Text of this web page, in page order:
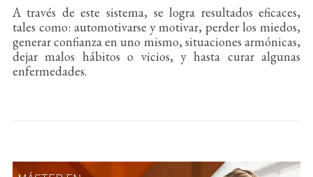
A través de este sistema, se logra resultados eficaces,
tales como: automotivarse y motivar, perder los miedos,
generar confianza en uno mismo, situaciones armónicas,
dejar malos hábitos o vicios, y hasta curar algunas
enfermedades.